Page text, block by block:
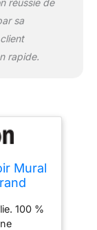
réussie de
sa
rapide.
Mural
Deco
Bois,
100 %